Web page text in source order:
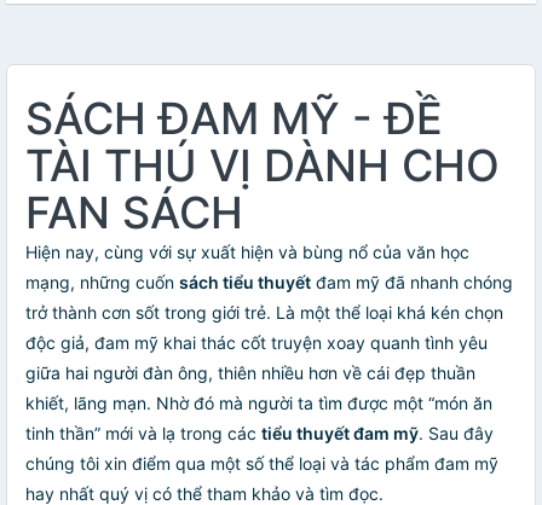
SÁCH ĐAM MỸ - ĐỀ
TÀI THÚ VỊ DÀNH CHO
FAN SÁCH
Hiện nay, cùng với sự xuất hiện và bùng nổ của văn học
mạng, những cuốn sách tiểu thuyết đam mỹ đã nhanh chóng
trở thành cơn sốt trong giới trẻ. Là một thể loại khá kén chọn
độc giả, đam mỹ khai thác cốt truyện xoay quanh tình yêu
giữa hai người đàn ông, thiên nhiều hơn về cái đẹp thuần
khiết, lãng mạn. Nhờ đó mà người ta tìm được một “món ăn
tinh thần” mới và lạ trong các tiểu thuyết đam mỹ. Sau đây
chúng tôi xin điểm qua một số thể loại và tác phẩm đam mỹ
hay nhất quý vị có thể tham khảo và tìm đọc.